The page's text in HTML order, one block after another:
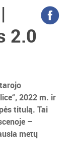
2.0
2022 m. ir
titulą. Tai
–
metų